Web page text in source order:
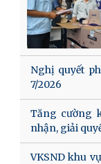
Nghị quyết
7/2026
Tăng cường
nhận, giải
VKSND khu